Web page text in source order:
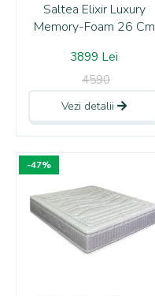
Saltea Elixir Luxury
Memory-Foam 26 Cm
3899 Lei
4590
Vezi detalii
-47%